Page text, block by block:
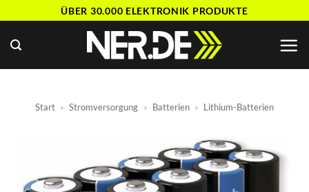
springen
ÜBER 30.000 ELEKTRONIK PRODUKTE
Start » Stromversorgung » Batterien » Lithium-Batterien